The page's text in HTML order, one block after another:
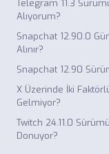
Telegram 11.3
Alıyorum?
Snapchat 12.90.0
Alınır?
Snapchat 12.90
X Üzerinde İki
Gelmiyor?
Twitch 24.11.0
Donuyor?